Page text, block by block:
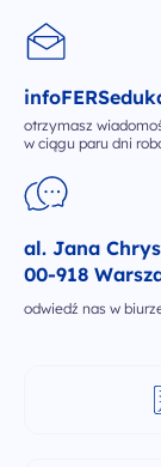
otrzymasz
w ciągu paru dni
al. Jana
00-918
odwiedź nas w